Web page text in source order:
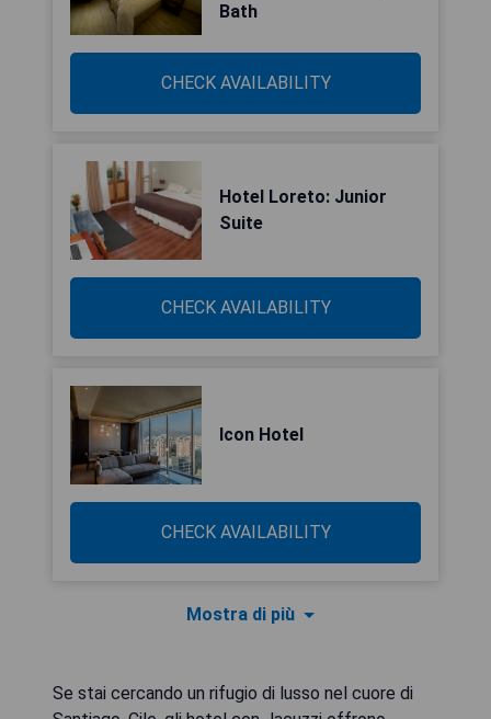
Bath
CHECK AVAILABILITY
Hotel Loreto: Junior
Suite
CHECK AVAILABILITY
Icon Hotel
CHECK AVAILABILITY
Mostra di più
Se stai cercando un rifugio di lusso nel cuore di